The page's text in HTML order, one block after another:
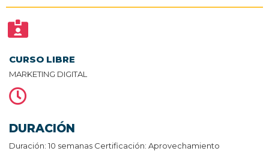
CURSO LIBRE
MARKETING DIGITAL
DURACIÓN
Duración: 10 semanas Certificación: Aprovechamiento